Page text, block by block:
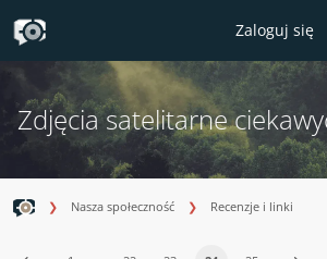
Zaloguj się
Zdjęcia satelitarne
Nasza społeczność Recenzje i linki